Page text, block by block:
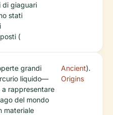
di giaguari
stati
(
grandi
liquido—
rappresentare
del mondo
materiale
Ancient
Origins
).